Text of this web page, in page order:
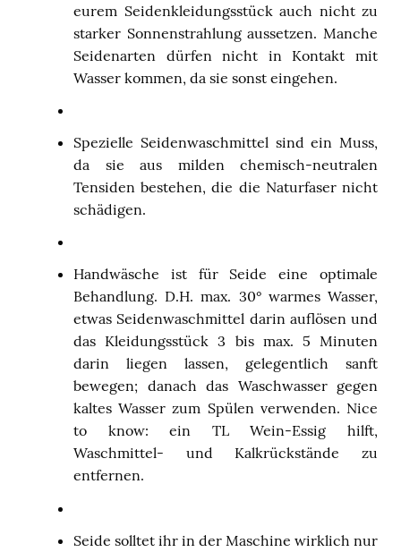
eurem Seidenkleidungsstück auch nicht zu
starker Sonnenstrahlung aussetzen. Manche
Seidenarten dürfen nicht in Kontakt mit
Wasser kommen, da sie sonst eingehen.
Spezielle Seidenwaschmittel sind ein Muss,
da sie aus milden chemisch-neutralen
Tensiden bestehen, die die Naturfaser nicht
schädigen.
Handwäsche ist für Seide eine optimale
Behandlung. D.H. max. 30° warmes Wasser,
etwas Seidenwaschmittel darin auflösen und
das Kleidungsstück 3 bis max. 5 Minuten
darin liegen lassen, gelegentlich sanft
bewegen; danach das Waschwasser gegen
kaltes Wasser zum Spülen verwenden. Nice
to know: ein TL Wein-Essig hilft,
Waschmittel- und Kalkrückstände zu
entfernen.
Seide solltet ihr in der Maschine wirklich nur